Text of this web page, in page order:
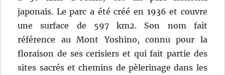
japonais. Le parc a été créé en 1936 et couvre
une surface de 597 km2. Son nom fait
référence au Mont Yoshino, connu pour la
floraison de ses cerisiers et qui fait partie des
sites sacrés et chemins de pèlerinage dans les